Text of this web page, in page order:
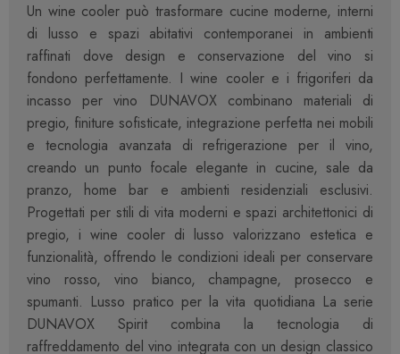
Un wine cooler può trasformare cucine moderne, interni
di lusso e spazi abitativi contemporanei in ambienti
raffinati dove design e conservazione del vino si
fondono perfettamente. I wine cooler e i frigoriferi da
incasso per vino DUNAVOX combinano materiali di
pregio, finiture sofisticate, integrazione perfetta nei mobili
e tecnologia avanzata di refrigerazione per il vino,
creando un punto focale elegante in cucine, sale da
pranzo, home bar e ambienti residenziali esclusivi.
Progettati per stili di vita moderni e spazi architettonici di
pregio, i wine cooler di lusso valorizzano estetica e
funzionalità, offrendo le condizioni ideali per conservare
vino rosso, vino bianco, champagne, prosecco e
spumanti. Lusso pratico per la vita quotidiana La serie
DUNAVOX Spirit combina la tecnologia di
raffreddamento del vino integrata con un design classico